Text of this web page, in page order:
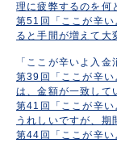
理に疲弊するのを何
第51回「ここが辛
ると手間が増えて大
「ここが辛いよ入金
第39回「ここが辛
は、金額が一致して
第41回「ここが辛
うれしいですが、期
第44回「ここが辛